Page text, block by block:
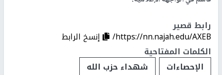
رابط قصير
https://nn.najah.edu/AXEB/
إنسخ الرابط
الكلمات المفتاحية
الإحصاءات
شهداء حزب الله